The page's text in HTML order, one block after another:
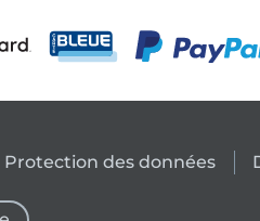
Protection des données